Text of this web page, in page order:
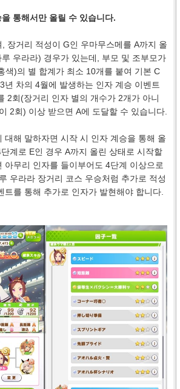
통해서만 올릴 수 있습니다.
장거리 적성이 G인 우마무스메를 A까지 올
우라라) 경우가 있는데, 부모 및 조부모가
색)의 별 합계가 최소 10개를 붙여 기본 C
년 차의 4월에 발생하는 인자 계승 이벤트
2회(장거리 인자 별의 개수가 2개가 아니
2회) 이상 받으면 A에 도달할 수 있습니다.
대해 말하자면 시작 시 인자 계승을 통해 올
계로 E인 경우 A까지 올린 상태로 시작할
아무리 인자를 들이부어도 4단계 이상으로
우라라 장거리 코스 우승처럼 추가로 적성
트를 통해 추가로 인자가 발현해야 합니다.